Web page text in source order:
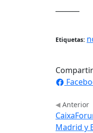
Etiquetas:
Anterior
Madrid y